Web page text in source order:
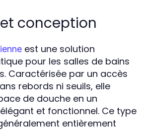
conception
est une solution
pour les salles de bains
Caractérisée par un accès
rebords ni seuils, elle
de douche en un
et fonctionnel. Ce type
entièrement